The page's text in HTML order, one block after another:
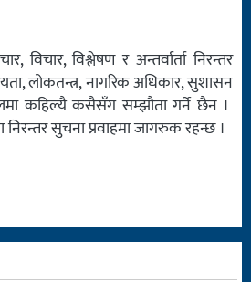
विचार, विश्लेषण र अन्तर्वार्ता निरन्तर
लोकतन्त्र, नागरिक अधिकार, सुशासन
कहिल्यै कसैसँग सम्झौता गर्ने छैन ।
सुचना प्रवाहमा जागरुक रहन्छ ।